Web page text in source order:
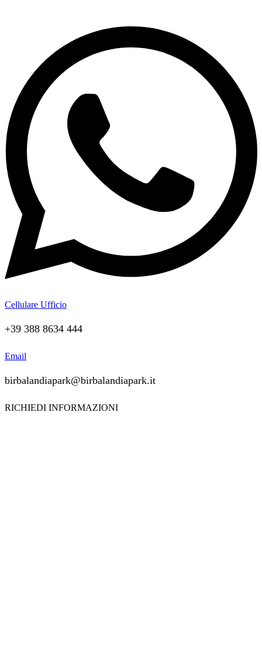
Cellulare Ufficio
+39 388 8634 444
Email
birbalandiapark@birbalandiapark.it
RICHIEDI INFORMAZIONI